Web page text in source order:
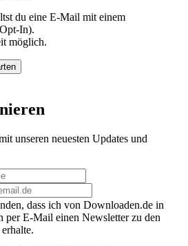
du eine E-Mail mit einem
In).
möglich.
unseren neuesten Updates und
dass ich von Downloaden.de in
per E-Mail einen Newsletter zu den